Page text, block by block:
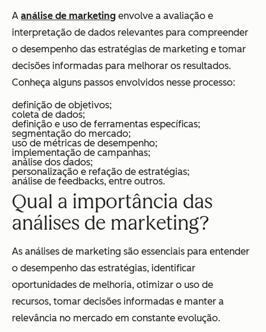
A análise de marketing envolve a avaliação e
interpretação de dados relevantes para compreender
o desempenho das estratégias de marketing e tomar
decisões informadas para melhorar os resultados.
Conheça alguns passos envolvidos nesse processo:
definição de objetivos;
coleta de dados;
definição e uso de ferramentas específicas;
segmentação do mercado;
uso de métricas de desempenho;
implementação de campanhas;
análise dos dados;
personalização e refação de estratégias;
análise de feedbacks, entre outros.
Qual a importância das
análises de marketing?
As análises de marketing são essenciais para entender
o desempenho das estratégias, identificar
oportunidades de melhoria, otimizar o uso de
recursos, tomar decisões informadas e manter a
relevância no mercado em constante evolução.